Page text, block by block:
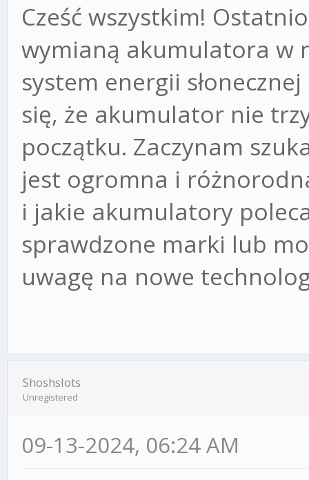
Cześć wszystkim!
wymianą akumulatora w
system energii
się, że akumulator nie
początku. Zaczynam
jest ogromna i
i jakie akumulatory
sprawdzone marki lub
uwagę na nowe
Shoshslots
Unregistered
09-13-2024, 06:24 AM